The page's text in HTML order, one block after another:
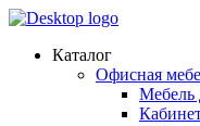
Каталог
Офисная
Мебель